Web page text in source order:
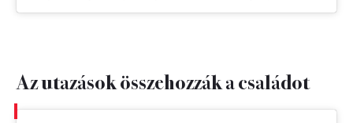
Az utazások összehozzák a családot